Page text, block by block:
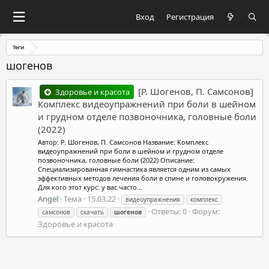
Вход Регистрация
Теги
шогенов
Здоровье и красота
[Р. Шогенов, П. Самсонов]
Комплекс видеоупражнений при боли в шейном
и грудном отделе позвоночника, головные боли
(2022)
Автор: Р. Шогенов, П. Самсонов Название: Комплекс
видеоупражнений при боли в шейном и грудном отделе
позвоночника, головные боли (2022) Описание:
Специализированная гимнастика является одним из самых
эффективных методов лечения боли в спине и головокружения.
Для кого этот курс: у вас часто...
Angel Тема 15.03.22 видеоупражнения
комплекс
самсонов
скачать шогенов Ответы: 0 Форум:
Здоровье и красота